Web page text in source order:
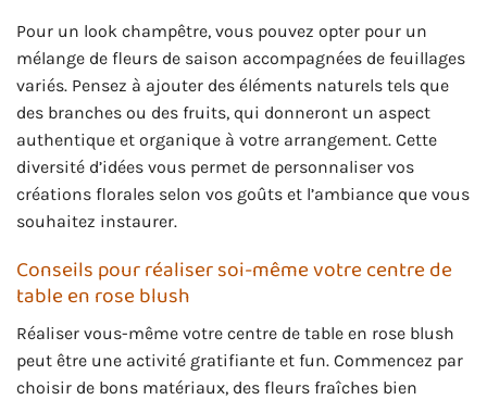
Pour un look champêtre, vous pouvez opter pour un
mélange de fleurs de saison accompagnées de feuillages
variés. Pensez à ajouter des éléments naturels tels que
des branches ou des fruits, qui donneront un aspect
authentique et organique à votre arrangement. Cette
diversité d’idées vous permet de personnaliser vos
créations florales selon vos goûts et l’ambiance que vous
souhaitez instaurer.
Conseils pour réaliser soi-même votre centre de
table en rose blush
Réaliser vous-même votre centre de table en rose blush
peut être une activité gratifiante et fun. Commencez par
choisir de bons matériaux, des fleurs fraîches bien